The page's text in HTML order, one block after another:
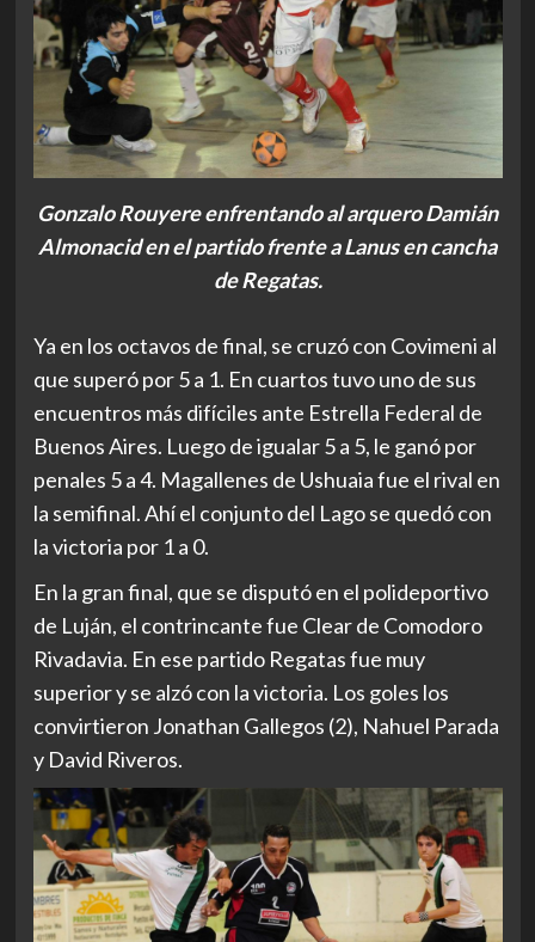
Gonzalo Rouyere enfrentando al arquero Damián
Almonacid en el partido frente a Lanus en cancha
de Regatas.
Ya en los octavos de final, se cruzó con Covimeni al
que superó por 5 a 1. En cuartos tuvo uno de sus
encuentros más difíciles ante Estrella Federal de
Buenos Aires. Luego de igualar 5 a 5, le ganó por
penales 5 a 4. Magallenes de Ushuaia fue el rival en
la semifinal. Ahí el conjunto del Lago se quedó con
la victoria por 1 a 0.
En la gran final, que se disputó en el polideportivo
de Luján, el contrincante fue Clear de Comodoro
Rivadavia. En ese partido Regatas fue muy
superior y se alzó con la victoria. Los goles los
convirtieron Jonathan Gallegos (2), Nahuel Parada
y David Riveros.